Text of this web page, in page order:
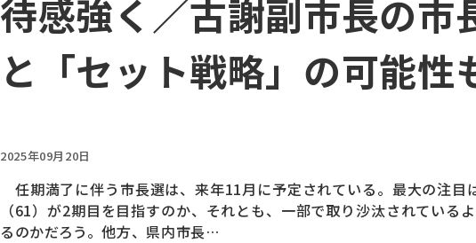
待感強く／古謝副市長の市
と「セット戦略」の可能性
2025年09月20日
任期満了に伴う市長選は、来年11月に予定されている。最大の注目
（61）が2期目を目指すのか、それとも、一部で取り沙汰されている
るのかだろう。他方、県内市長…